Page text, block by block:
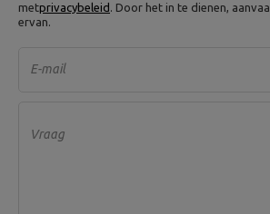
metprivacybeleid . Door het in te dienen,
ervan.
E-mail
Vraag